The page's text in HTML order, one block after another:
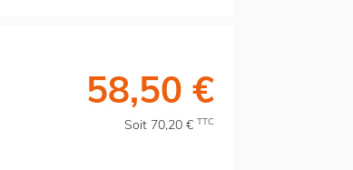
58,50 €
Soit 70,20 € TTC